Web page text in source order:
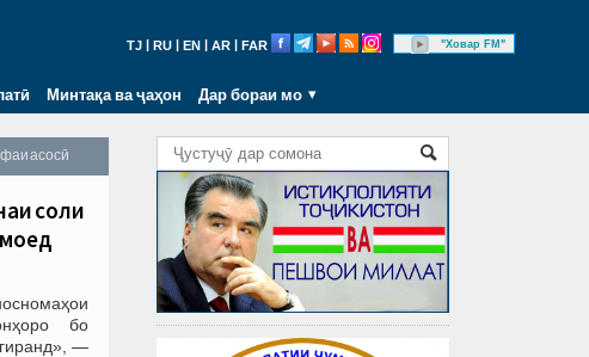
TJ RU EN AR FAR "Ховар FM"
Минтақа ва ҷаҳон Дар бораи мо
асосӣ
соли
бо
—